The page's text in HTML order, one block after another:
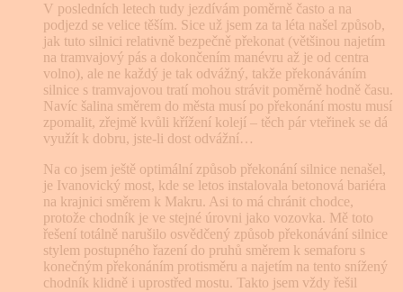
V posledních letech tudy jezdívám poměrně často a na
podjezd se velice těším. Sice už jsem za ta léta našel způsob,
jak tuto silnici relativně bezpečně překonat (většinou najetím
na tramvajový pás a dokončením manévru až je od centra
volno), ale ne každý je tak odvážný, takže překonáváním
silnice s tramvajovou tratí mohou strávit poměrně hodně času.
Navíc šalina směrem do města musí po překonání mostu musí
zpomalit, zřejmě kvůli křížení kolejí – těch pár vteřinek se dá
využít k dobru, jste-li dost odvážní…
Na co jsem ještě optimální způsob překonání silnice nenašel,
je Ivanovický most, kde se letos instalovala betonová bariéra
na krajnici směrem k Makru. Asi to má chránit chodce,
protože chodník je ve stejné úrovni jako vozovka. Mě toto
řešení totálně narušilo osvědčený způsob překonávání silnice
stylem postupného řazení do pruhů směrem k semaforu s
konečným překonáním protisměru a najetím na tento snížený
chodník klidně i uprostřed mostu. Takto jsem vždy řešil